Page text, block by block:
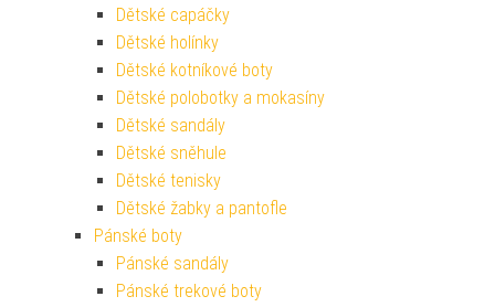
Dětské capáčky
Dětské holínky
Dětské kotníkové boty
Dětské polobotky a mokasíny
Dětské sandály
Dětské sněhule
Dětské tenisky
Dětské žabky a pantofle
Pánské boty
Pánské sandály
Pánské trekové boty